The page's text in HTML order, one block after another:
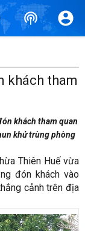
khách tham
khách tham quan
khử trùng phòng
Thiên Huế vừa
đón khách vào
cảnh trên địa